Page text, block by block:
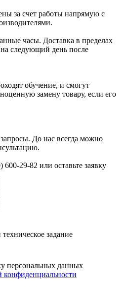
за счет работы напрямую с
часы. Доставка в пределах
следующий день после
обучение, и смогут
замену товару, если его
До нас всегда можно
600-29-82 или оставьте заявку
задание
персональных данных
конфиденциальности